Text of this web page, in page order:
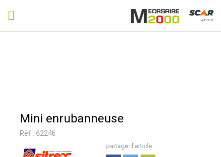
Adhérent
Mini enrubanneuse
Réf : 62246
partager l'article